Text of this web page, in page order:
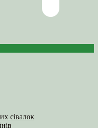
сівалок